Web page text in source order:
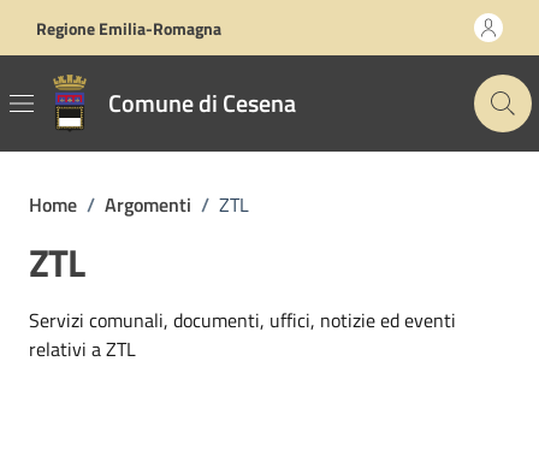
Regione Emilia-Romagna
Comune di Cesena
Home / Argomenti / ZTL
ZTL
Dettagli dell'argomento
Servizi comunali, documenti, uffici, notizie ed eventi
relativi a ZTL